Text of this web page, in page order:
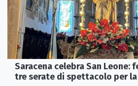
Saracena celebra San Leone:
tre serate di spettacolo per